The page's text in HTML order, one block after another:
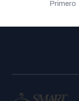
Primero